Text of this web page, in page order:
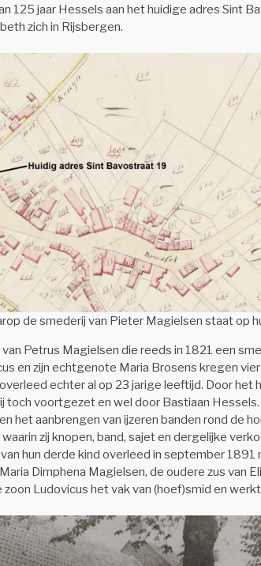
125 jaar Hessels aan het huidige adres Sint
zich in Rijsbergen.
de smederij van Pieter Magielsen staat op
Petrus Magielsen die reeds in 1821 een
en zijn echtgenote Maria Brosens kregen
echter al op 23 jarige leeftijd. Door het
toch voortgezet en wel door Bastiaan
het aanbrengen van ijzeren banden rond de
zij knopen, band, sajet en dergelijke
hun derde kind overleed in september
Dimphena Magielsen, de oudere zus van
Ludovicus het vak van (hoef)smid en